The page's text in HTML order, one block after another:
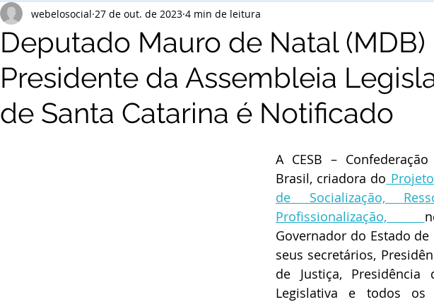
Deputado Mauro de Natal (MDB)
Presidente da Assembleia
de Santa Catarina é Notificado
webelosocial 27 de out. de 2023 4 min de leitura
A CESB –
Brasil, criadora do
de Socialização,
Profissionalização,
Governador do Estado de
seus secretários,
de Justiça, Presidência
Legislativa e todos os